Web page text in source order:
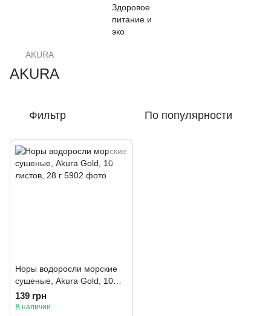
AKURA
AKURA
Фильтр По популярности
Норы водоросли морские
сушеные, Akura Gold, 10
листов, 28 г
139 грн
В наличии